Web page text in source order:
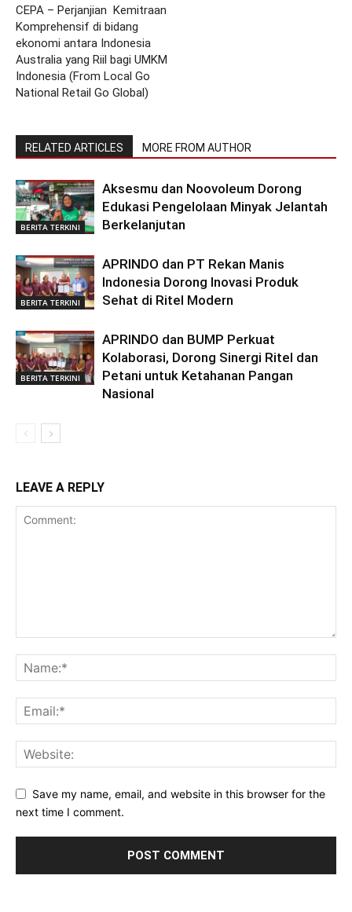
CEPA – Perjanjian Kemitraan
Komprehensif di bidang
ekonomi antara Indonesia
Australia yang Riil bagi UMKM
Indonesia (From Local Go
National Retail Go Global)
RELATED ARTICLES MORE FROM AUTHOR
BERITA TERKINI
Aksesmu dan Noovoleum Dorong
Edukasi Pengelolaan Minyak Jelantah
Berkelanjutan
BERITA TERKINI
APRINDO dan PT Rekan Manis
Indonesia Dorong Inovasi Produk
Sehat di Ritel Modern
BERITA TERKINI
APRINDO dan BUMP Perkuat
Kolaborasi, Dorong Sinergi Ritel dan
Petani untuk Ketahanan Pangan
Nasional
LEAVE A REPLY
Save my name, email, and website in this browser for the
next time I comment.